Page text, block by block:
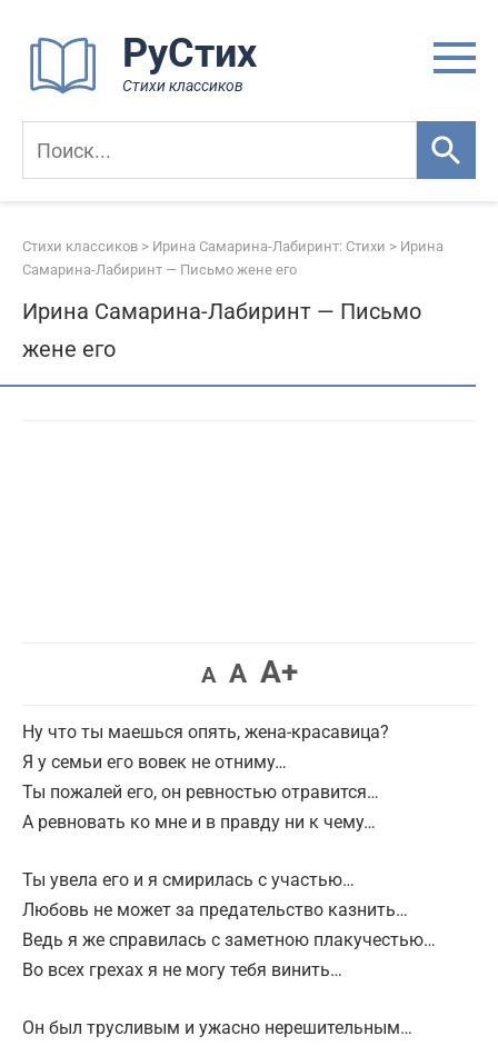
контенту
РуСтих
Стихи классиков
Стихи классиков > Ирина Самарина-Лабиринт: Стихи > Ирина
Самарина-Лабиринт — Письмо жене его
Ирина Самарина-Лабиринт — Письмо
жене его
A A A+
Ну что ты маешься опять, жена-красавица?
Я у семьи его вовек не отниму…
Ты пожалей его, он ревностью отравится…
А ревновать ко мне и в правду ни к чему…
Ты увела его и я смирилась с участью…
Любовь не может за предательство казнить…
Ведь я же справилась с заметною плакучестью…
Во всех грехах я не могу тебя винить…
Он был трусливым и ужасно нерешительным…